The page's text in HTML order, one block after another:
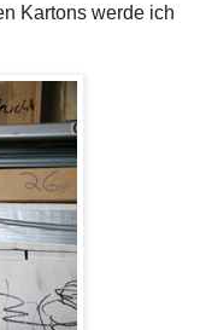
Kartons werde ich